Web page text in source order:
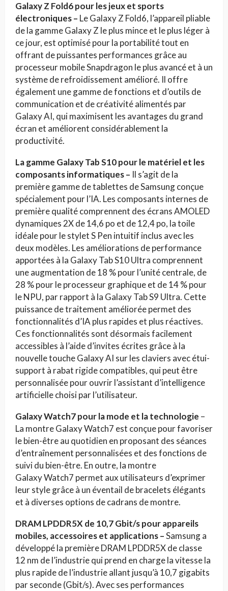
Galaxy Z Fold6 pour les jeux et sports
électroniques – Le Galaxy Z Fold6, l’appareil pliable
de la gamme Galaxy Z le plus mince et le plus léger à
ce jour, est optimisé pour la portabilité tout en
offrant de puissantes performances grâce au
processeur mobile Snapdragon le plus avancé et à un
système de refroidissement amélioré. Il offre
également une gamme de fonctions et d’outils de
communication et de créativité alimentés par
Galaxy AI, qui maximisent les avantages du grand
écran et améliorent considérablement la
productivité.
La gamme Galaxy Tab S10 pour le matériel et les
composants informatiques – Il s’agit de la
première gamme de tablettes de Samsung conçue
spécialement pour l’IA. Les composants internes de
première qualité comprennent des écrans AMOLED
dynamiques 2X de 14,6 po et de 12,4 po, la toile
idéale pour le stylet S Pen intuitif inclus avec les
deux modèles. Les améliorations de performance
apportées à la Galaxy Tab S10 Ultra comprennent
une augmentation de 18 % pour l’unité centrale, de
28 % pour le processeur graphique et de 14 % pour
le NPU, par rapport à la Galaxy Tab S9 Ultra. Cette
puissance de traitement améliorée permet des
fonctionnalités d’IA plus rapides et plus réactives.
Ces fonctionnalités sont désormais facilement
accessibles à l’aide d’invites écrites grâce à la
nouvelle touche Galaxy AI sur les claviers avec étui-
support à rabat rigide compatibles, qui peut être
personnalisée pour ouvrir l’assistant d’intelligence
artificielle choisi par l’utilisateur.
Galaxy Watch7 pour la mode et la technologie –
La montre Galaxy Watch7 est conçue pour favoriser
le bien-être au quotidien en proposant des séances
d’entraînement personnalisées et des fonctions de
suivi du bien-être. En outre, la montre
Galaxy Watch7 permet aux utilisateurs d’exprimer
leur style grâce à un éventail de bracelets élégants
et à diverses options de cadrans de montre.
DRAM LPDDR5X de 10,7 Gbit/s pour appareils
mobiles, accessoires et applications –Samsung a
développé la première DRAM LPDDR5X de classe
12 nm de l’industrie qui prend en charge la vitesse la
plus rapide de l’industrie allant jusqu’à 10,7 gigabits
par seconde (Gbit/s). Avec ses performances